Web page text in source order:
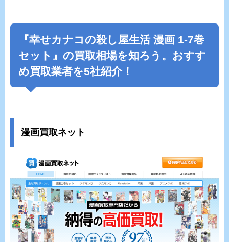
『幸せカナコの殺し屋生活 漫画 1-7巻
セット』の買取相場を知ろう。おすす
め買取業者を5社紹介！
漫画買取ネット